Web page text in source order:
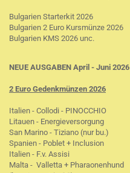
Bulgarien Starterkit 2026
Bulgarien 2 Euro Kursmünze 2026
Bulgarien KMS 2026 unc.
NEUE AUSGABEN April - Juni 2026
2 Euro Gedenkmünzen 2026
Italien - Collodi - PINOCCHIO
Litauen - Energieversorgung
San Marino - Tiziano (nur bu.)
Spanien - Poblet + Inclusion
Italien - F.v. Assisi
Malta - Valletta + Pharaonenhund